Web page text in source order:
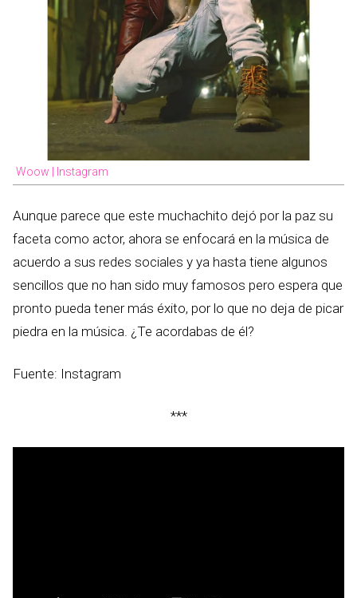
Woow | Instagram
Aunque parece que este muchachito dejó por la paz su
faceta como actor, ahora se enfocará en la música de
acuerdo a sus redes sociales y ya hasta tiene algunos
sencillos que no han sido muy famosos pero espera que
pronto pueda tener más éxito, por lo que no deja de picar
piedra en la música. ¿Te acordabas de él?
Fuente: Instagram
***